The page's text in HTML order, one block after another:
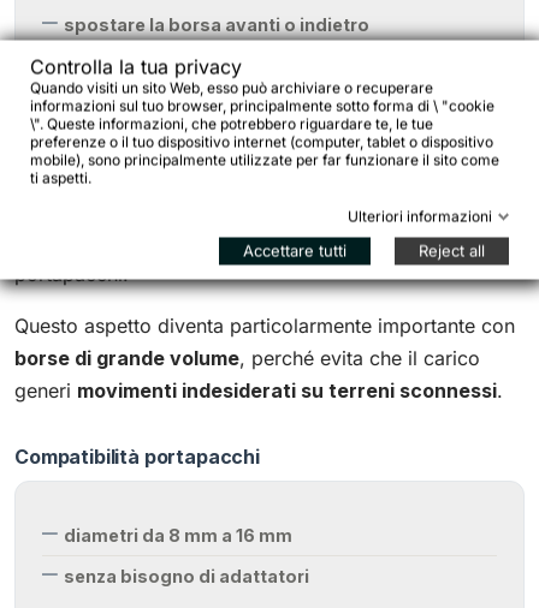
spostare la borsa avanti o indietro
adattarla alla geometria del portapacchi
evitare il contatto con i talloni durante la
pedalata
meccanismo di bloccaggio
che mantiene la borsa saldamente ancorata al
portapacchi.
Questo aspetto diventa particolarmente importante con
borse di grande volume, perché evita che il carico
generi movimenti indesiderati su terreni sconnessi.
Compatibilità portapacchi
diametri da 8 mm a 16 mm
senza bisogno di adattatori
Controlla la tua privacy
Quando visiti un sito Web, esso può archiviare o recuperare
informazioni sul tuo browser, principalmente sotto forma di \ "cookie
\". Queste informazioni, che potrebbero riguardare te, le tue
preferenze o il tuo dispositivo internet (computer, tablet o dispositivo
mobile), sono principalmente utilizzate per far funzionare il sito come
ti aspetti.
Ulteriori informazioni
Accettare tutti Reject all